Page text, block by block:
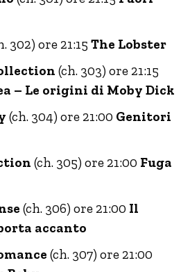
302) ore 21:15 The Lobster
(ch. 303) ore 21:15
– Le origini di Moby Dick
(ch. 304) ore 21:00 Genitori
(ch. 305) ore 21:00 Fuga
(ch. 306) ore 21:00 Il
accanto
(ch. 307) ore 21:00